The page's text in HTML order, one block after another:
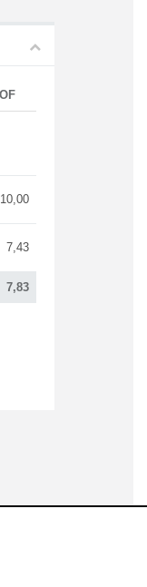
7,83
10,00
7,43